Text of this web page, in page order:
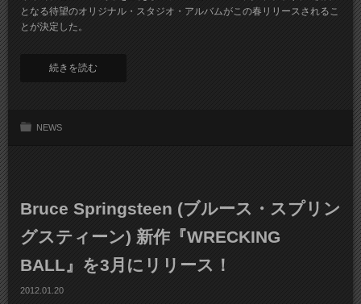
となる待望のオリジナル・スタジオ・アルバムがこの春リリースされるこ
とが決定した。
続きを読む
NEWS
Bruce Springsteen (ブルース・スプリン
グスティーン) 新作『WRECKING
BALL』を3月にリリース！
2012.01.20